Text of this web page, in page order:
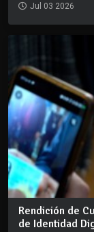
Jul 03 2026
Rendición de
de Identidad